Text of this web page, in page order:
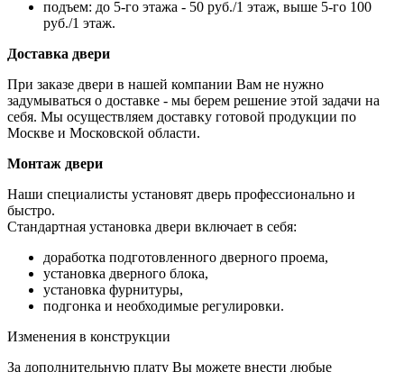
подъем: до 5-го этажа - 50 руб./1 этаж, выше 5-го 100
руб./1 этаж.
Доставка двери
При заказе двери в нашей компании Вам не нужно
задумываться о доставке - мы берем решение этой задачи на
себя. Мы осуществляем доставку готовой продукции по
Москве и Московской области.
Монтаж двери
Наши специалисты установят дверь профессионально и
быстро.
Стандартная установка двери включает в себя:
доработка подготовленного дверного проема,
установка дверного блока,
установка фурнитуры,
подгонка и необходимые регулировки.
Изменения в конструкции
За дополнительную плату Вы можете внести любые